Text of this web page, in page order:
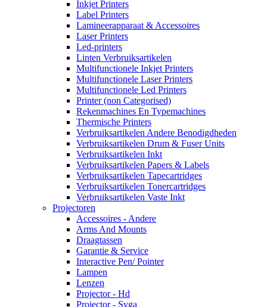
Inkjet Printers
Label Printers
Lamineerapparaat & Accessoires
Laser Printers
Led-printers
Linten Verbruiksartikelen
Multifunctionele Inkjet Printers
Multifunctionele Laser Printers
Multifunctionele Led Printers
Printer (non Categorised)
Rekenmachines En Typemachines
Thermische Printers
Verbruiksartikelen Andere Benodigdheden
Verbruiksartikelen Drum & Fuser Units
Verbruiksartikelen Inkt
Verbruiksartikelen Papers & Labels
Verbruiksartikelen Tapecartridges
Verbruiksartikelen Tonercartridges
Verbruiksartikelen Vaste Inkt
Projectoren
Accessoires - Andere
Arms And Mounts
Draagtassen
Garantie & Service
Interactive Pen/ Pointer
Lampen
Lenzen
Projector - Hd
Projector - Svga